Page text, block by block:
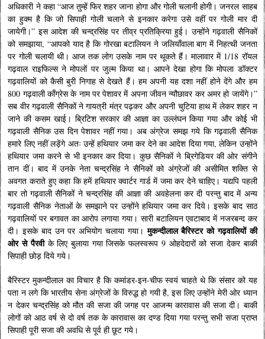
अधिकारी ने कहा “आज तुम्हें फिर शहर जाना होगा और गोली चलानी होगी। जनरल साहब
का हुक्म है कि जो सिपाही गोली चलाने से इनकार करेगा उसे वहीं पर गोली मार दी
जायेगी।” इस आदेश की चन्द्रसिंह पर तीव्र प्रतिक्रिया हुई। उन्होंने गढ़वाली सैनिकों
को समझाया, “आपको याद है कि गोरखा बटालियन ने जलियाँवाला बाग में निहत्थी जनता
पर गोली चलायी थी। आज तक लोग उसके नाम पर थूकते हैं। मालावार में 1/18 रॉयल
गढ़वाल राइफिल्स ने मोपलों पर जुल्म किया था। आपने देखा होगा कि मोपला डॉक्टर
गढ़वालियों को कैसी बुरी निगाह से देखते हैं। हम अपनी यह दशा नहीं होने देंगे और हम
800 गढ़वाली काँग्रेस के नाम पर पेशावर में अपना जीवन न्यौछावर कर अमर हो जायेंगे।”
सब वीर गढ़वाली सैनिकों ने गायत्री मंत्र पढ़कर और अपनी चुटिया हाथ में लेकर शहर न
जाने की कसम खाई। ब्रिटिश सरकार की आज्ञा का उल्लंघन किया गया और कोई भी
गढ़वाली सैनिक उस दिन पेशावर नहीं गया। अब अंग्रेज समझ गये कि गढ़वाली सैनिक
हमारे लिए नहीं लड़ेंगे अतः उन्हें हथियार जमा कर देने का आदेश दिया गया, लेकिन उन्होंने
हथियार जमा करने से भी इनकार कर दिया। कुछ सैनिकों ने ब्रिगेडियर की ओर संगीने
तान दीं। बाद में उनके नेता चन्द्रसिंह ने सैनिकों को अंग्रेजों की असीमित शक्ति से
अवगत कराते हुए कहा कि हमें हथियार क्वार्टर गार्ड में जमा कर देने चाहिए। यद्यपि पहली
बार तो गढ़वाली सैनिकों ने चन्द्रसिंह की आज्ञा की अवहेलना कर दी परन्तु बाद में अन्य
गढ़वाली सैनिक नेताओं के समझाने पर उन्होंने हथियार जमा कर दिये। इसके बाद साठ
गढ़वालियों पर बगावत का आरोप लगाया गया। सारी बटालियन एवटाबाद में नजरबन्द कर
दी। इसके बाद उन पर अभियोग चलाया गया।मुकन्दीलाल बैरिस्टर को गढ़वालियों की
ओर से पैरवी के लिए बुलाया गया जिसके फलस्वरूप 9 ओहदेदारों को सजा देकर बाकी
सिपाही छोड़ दिये गये।
बैरिस्टर मुकन्दीलाल का विचार है कि कमांडर-इन-चीफ स्वयं चाहते थे कि संसार को यह
पता न लगे कि भारतीय सेना अंग्रेजों के विरुद्ध हो गयी है, इस लिए उन्होंने मेरी ओर ध्यान
न देकर चन्द्रसिंह को मौत की सजा की जगह पर आजन्म कारावास की सजा दी। बाकी
लोगों को आठ वर्ष से दो वर्ष तक के कारावास का दण्ड दिया गया परन्तु सभी सजा प्राप्त
सिपाही पूरी सजा की अवधि से पूर्व ही छूट गये।